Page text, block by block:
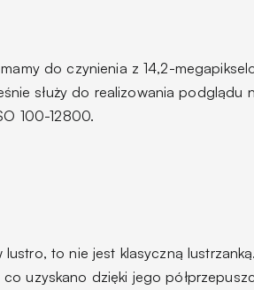
do czynienia z 14,2-
służy do realizowania podglądu
100-12800.
to nie jest klasyczną
uzyskano dzięki jego